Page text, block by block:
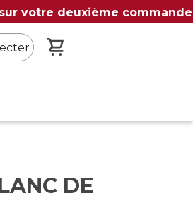
votre deuxième commande
DE